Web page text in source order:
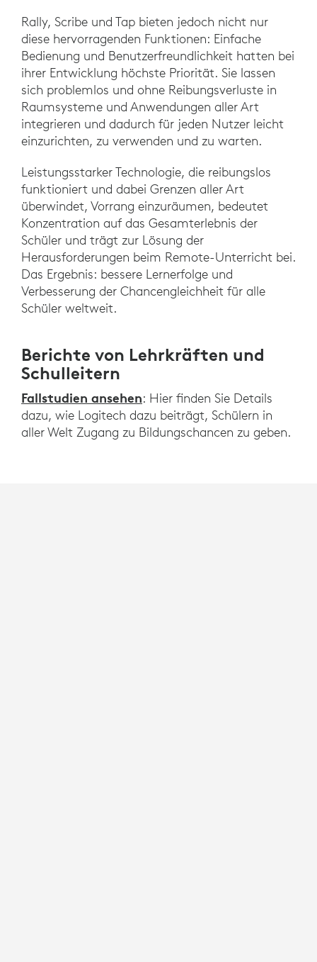
Rally, Scribe und Tap bieten jedoch nicht nur
diese hervorragenden Funktionen: Einfache
Bedienung und Benutzerfreundlichkeit hatten bei
ihrer Entwicklung höchste Priorität. Sie lassen
sich problemlos und ohne Reibungsverluste in
Raumsysteme und Anwendungen aller Art
integrieren und dadurch für jeden Nutzer leicht
einzurichten, zu verwenden und zu warten.
Leistungsstarker Technologie, die reibungslos
funktioniert und dabei Grenzen aller Art
überwindet, Vorrang einzuräumen, bedeutet
Konzentration auf das Gesamterlebnis der
Schüler und trägt zur Lösung der
Herausforderungen beim Remote-Unterricht bei.
Das Ergebnis: bessere Lernerfolge und
Verbesserung der Chancengleichheit für alle
Schüler weltweit.
Berichte von Lehrkräften und
Schulleitern
Fallstudien ansehen: Hier finden Sie Details
dazu, wie Logitech dazu beiträgt, Schülern in
aller Welt Zugang zu Bildungschancen zu geben.